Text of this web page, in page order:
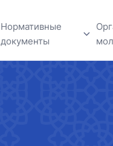
Нормативные
документы